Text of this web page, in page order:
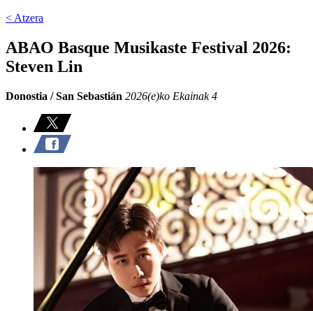
< Atzera
ABAO Basque Musikaste Festival 2026:
Steven Lin
Donostia / San Sebastián 2026(e)ko Ekainak 4